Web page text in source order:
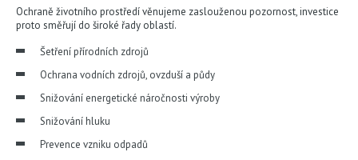
Ochraně životního prostředí věnujeme zaslouženou pozornost, investice
proto směřují do široké řady oblastí.
Šetření přírodních zdrojů
Ochrana vodních zdrojů, ovzduší a půdy
Snižování energetické náročnosti výroby
Snižování hluku
Prevence vzniku odpadů